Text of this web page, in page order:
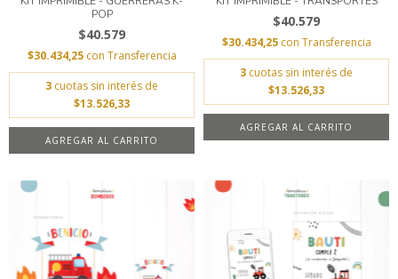
POP
$40.579
$30.434,25 con Transferencia
3 cuotas sin interés de
$13.526,33
AGREGAR AL CARRITO
$40.579
$30.434,25 con Transferencia
3 cuotas sin interés de
$13.526,33
AGREGAR AL CARRITO